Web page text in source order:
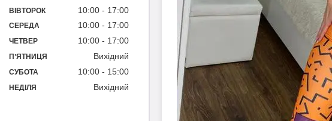
ВІВТОРОК 10:00 17:00
СЕРЕДА 10:00 17:00
ЧЕТВЕР 10:00 17:00
ПʼЯТНИЦЯ Вихідний
СУБОТА 10:00 15:00
НЕДІЛЯ Вихідний